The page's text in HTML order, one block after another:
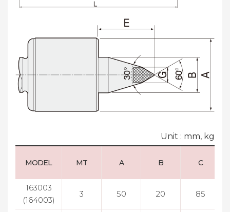
Unit : mm, kg
MODEL MT A B C
163003
(164003)
3 50 20 85